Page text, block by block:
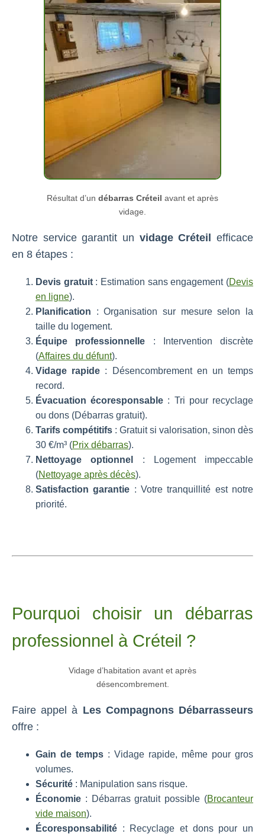
Résultat d’un débarras Créteil avant et après
vidage.
Notre service garantit un vidage Créteil
efficace
en 8 étapes :
Devis gratuit: Estimation sans engagement (Devis
en ligne).
Planification : Organisation sur mesure selon la
taille du logement.
Équipe professionnelle : Intervention discrète
(Affaires du défunt).
Vidage rapide : Désencombrement en un temps
record.
Évacuation écoresponsable : Tri pour recyclage
ou dons (Débarras gratuit).
Tarifs compétitifs : Gratuit si valorisation, sinon dès
30 €/m³ (Prix débarras).
Nettoyage optionnel
: Logement impeccable
(Nettoyage après décès).
Satisfaction garantie : Votre tranquillité est notre
priorité.
Pourquoi choisir un débarras
professionnel à Créteil ?
Vidage d’habitation avant et après
désencombrement.
Faire appel à Les Compagnons Débarrasseurs
offre :
Gain de temps : Vidage rapide, même pour gros
volumes.
Sécurité : Manipulation sans risque.
Économie : Débarras gratuit possible (Brocanteur
vide maison).
Écoresponsabilité : Recyclage et dons pour un